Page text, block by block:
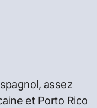
assez
et Porto Rico